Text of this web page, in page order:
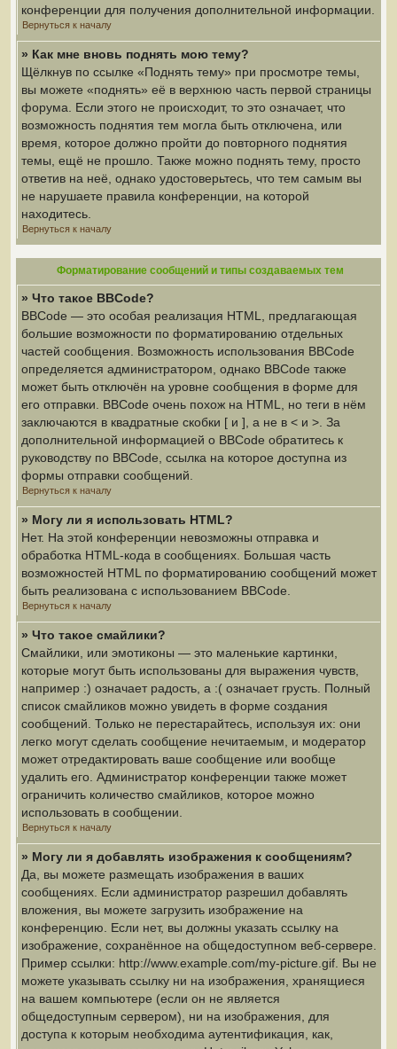
конференции для получения дополнительной информации.
Вернуться к началу
» Как мне вновь поднять мою тему?
Щёлкнув по ссылке «Поднять тему» при просмотре темы,
вы можете «поднять» её в верхнюю часть первой страницы
форума. Если этого не происходит, то это означает, что
возможность поднятия тем могла быть отключена, или
время, которое должно пройти до повторного поднятия
темы, ещё не прошло. Также можно поднять тему, просто
ответив на неё, однако удостоверьтесь, что тем самым вы
не нарушаете правила конференции, на которой
находитесь.
Вернуться к началу
Форматирование сообщений и типы создаваемых тем
» Что такое BBCode?
BBCode — это особая реализация HTML, предлагающая
большие возможности по форматированию отдельных
частей сообщения. Возможность использования BBCode
определяется администратором, однако BBCode также
может быть отключён на уровне сообщения в форме для
его отправки. BBCode очень похож на HTML, но теги в нём
заключаются в квадратные скобки [ и ], а не в < и >. За
дополнительной информацией о BBCode обратитесь к
руководству по BBCode, ссылка на которое доступна из
формы отправки сообщений.
Вернуться к началу
» Могу ли я использовать HTML?
Нет. На этой конференции невозможны отправка и
обработка HTML-кода в сообщениях. Большая часть
возможностей HTML по форматированию сообщений может
быть реализована с использованием BBCode.
Вернуться к началу
» Что такое смайлики?
Смайлики, или эмотиконы — это маленькие картинки,
которые могут быть использованы для выражения чувств,
например :) означает радость, а :( означает грусть. Полный
список смайликов можно увидеть в форме создания
сообщений. Только не перестарайтесь, используя их: они
легко могут сделать сообщение нечитаемым, и модератор
может отредактировать ваше сообщение или вообще
удалить его. Администратор конференции также может
ограничить количество смайликов, которое можно
использовать в сообщении.
Вернуться к началу
» Могу ли я добавлять изображения к сообщениям?
Да, вы можете размещать изображения в ваших
сообщениях. Если администратор разрешил добавлять
вложения, вы можете загрузить изображение на
конференцию. Если нет, вы должны указать ссылку на
изображение, сохранённое на общедоступном веб-сервере.
Пример ссылки: http://www.example.com/my-picture.gif. Вы не
можете указывать ссылку ни на изображения, хранящиеся
на вашем компьютере (если он не является
общедоступным сервером), ни на изображения, для
доступа к которым необходима аутентификация, как,